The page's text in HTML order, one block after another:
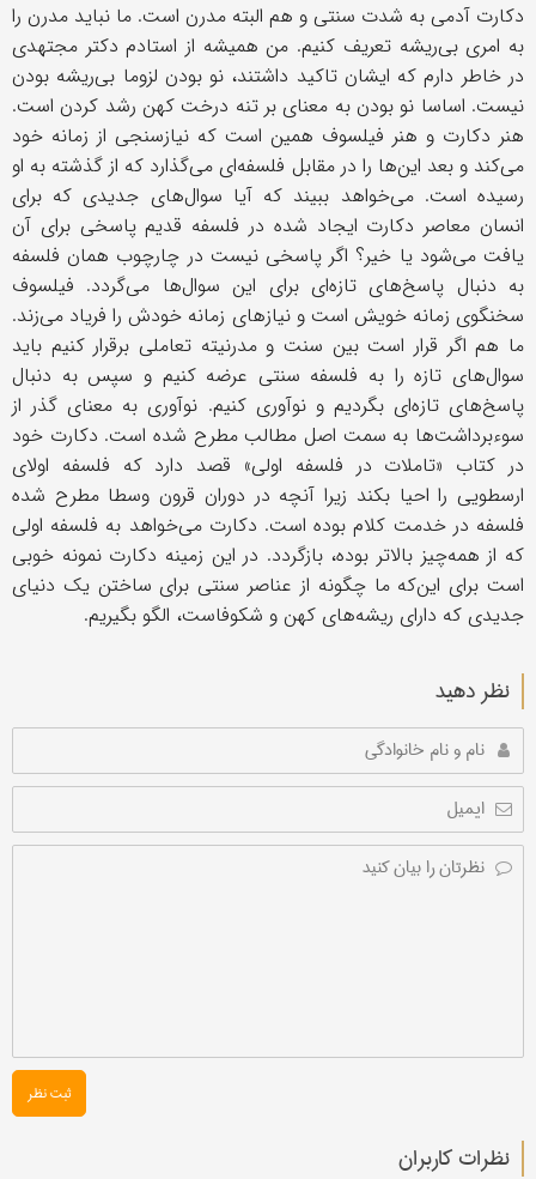
دکارت آدمی به شدت سنتی و هم البته مدرن است. ما نباید مدرن را
به امری بی‌ریشه تعریف کنیم. من همیشه از استادم دکتر مجتهدی
در خاطر دارم که ایشان تاکید داشتند، نو بودن لزوما بی‌ریشه بودن
نیست. اساسا نو بودن به معنای بر تنه درخت کهن رشد کردن است.
هنر دکارت و هنر فیلسوف همین است که نیازسنجی از زمانه خود
می‌کند و بعد این‌ها را در مقابل فلسفه‌ای می‌گذارد که از گذشته به او
رسیده است. می‌خواهد ببیند که آیا سوال‌های جدیدی که برای
انسان معاصر دکارت ایجاد شده در فلسفه قدیم پاسخی برای آن
یافت می‌شود یا خیر؟ اگر پاسخی نیست در چارچوب همان فلسفه
به دنبال پاسخ‌های تازه‌ای برای این سوال‌ها می‌گردد. فیلسوف
سخنگوی زمانه خویش است و نیازهای زمانه خودش را فریاد می‌زند.
ما هم اگر قرار است بین سنت و مدرنیته تعاملی برقرار کنیم باید
سوال‌های تازه را به فلسفه سنتی عرضه کنیم و سپس به دنبال
پاسخ‌های تازه‌ای بگردیم و نوآوری کنیم. نوآوری به معنای گذر از
سوء‌برداشت‌ها به سمت اصل مطالب مطرح شده است. دکارت خود
در کتاب «تاملات در فلسفه اولی» قصد دارد که فلسفه اولای
ارسطویی را احیا بکند زیرا آنچه در دوران قرون وسطا مطرح شده
فلسفه در خدمت کلام بوده است. دکارت می‌خواهد به فلسفه اولی
که از همه‌چیز بالاتر بوده، بازگردد. در این زمینه دکارت نمونه خوبی
است برای این‌که ما چگونه از عناصر سنتی برای ساختن یک دنیای
جدیدی که دارای ریشه‌های کهن و شکوفاست، الگو بگیریم.
نظر دهید
ثبت نظر
نظرات کاربران